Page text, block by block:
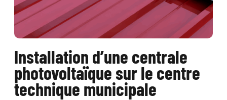
Installation d’une centrale
photovoltaïque sur le centre
technique municipale